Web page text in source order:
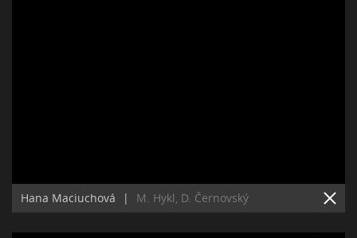
Hana Maciuchová | M. Hykl, D. Černovský